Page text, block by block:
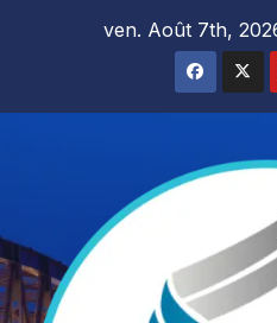
ven. Août 7th,